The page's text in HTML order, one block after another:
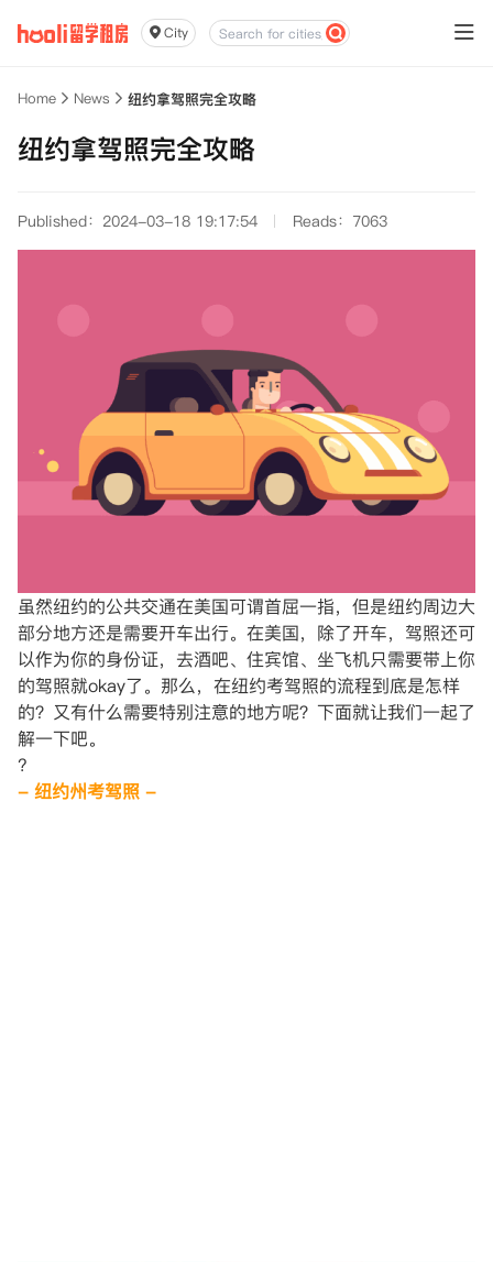
City
Home News 纽约拿驾照完全攻略
纽约拿驾照完全攻略
Published：2024-03-18 19:17:54 Reads：7063
虽然纽约的公共交通在美国可谓首屈一指，但是纽约周边大
部分地方还是需要开车出行。在美国，除了开车，驾照还可
以作为你的身份证，去酒吧、住宾馆、坐飞机只需要带上你
的驾照就okay了。那么，在纽约考驾照的流程到底是怎样
的？又有什么需要特别注意的地方呢？下面就让我们一起了
解一下吧。
?
- 纽约州考驾照 -